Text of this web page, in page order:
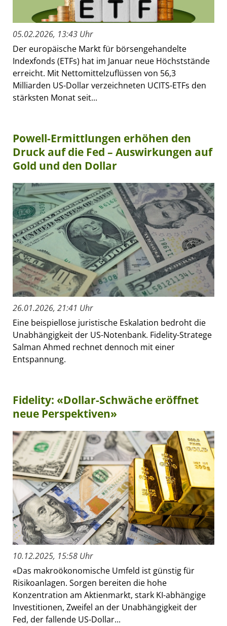
05.02.2026, 13:43 Uhr
Der europäische Markt für börsengehandelte
Indexfonds (ETFs) hat im Januar neue Höchststände
erreicht. Mit Nettomittelzuflüssen von 56,3
Milliarden US-Dollar verzeichneten UCITS-ETFs den
stärksten Monat seit...
Powell-Ermittlungen erhöhen den
Druck auf die Fed – Auswirkungen auf
Gold und den Dollar
26.01.2026, 21:41 Uhr
Eine beispiellose juristische Eskalation bedroht die
Unabhängigkeit der US-Notenbank. Fidelity-Stratege
Salman Ahmed rechnet dennoch mit einer
Entspannung.
Fidelity: «Dollar-Schwäche eröffnet
neue Perspektiven»
10.12.2025, 15:58 Uhr
«Das makroökonomische Umfeld ist günstig für
Risikoanlagen. Sorgen bereiten die hohe
Konzentration am Aktienmarkt, stark KI-abhängige
Investitionen, Zweifel an der Unabhängigkeit der
Fed, der fallende US-Dollar...